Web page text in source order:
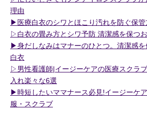
理由
▶︎医療白衣のシワとほこり汚れを防ぐ保
▷白衣の畳み方とシワ予防 清潔感を保つ
▶︎身だしなみはマナーのひとつ。清潔感
白衣
▷男性看護師|イージーケアの医療スクラ
入れ楽々な6選
▶︎時短したいママナース必見!イージーケ
服・スクラブ